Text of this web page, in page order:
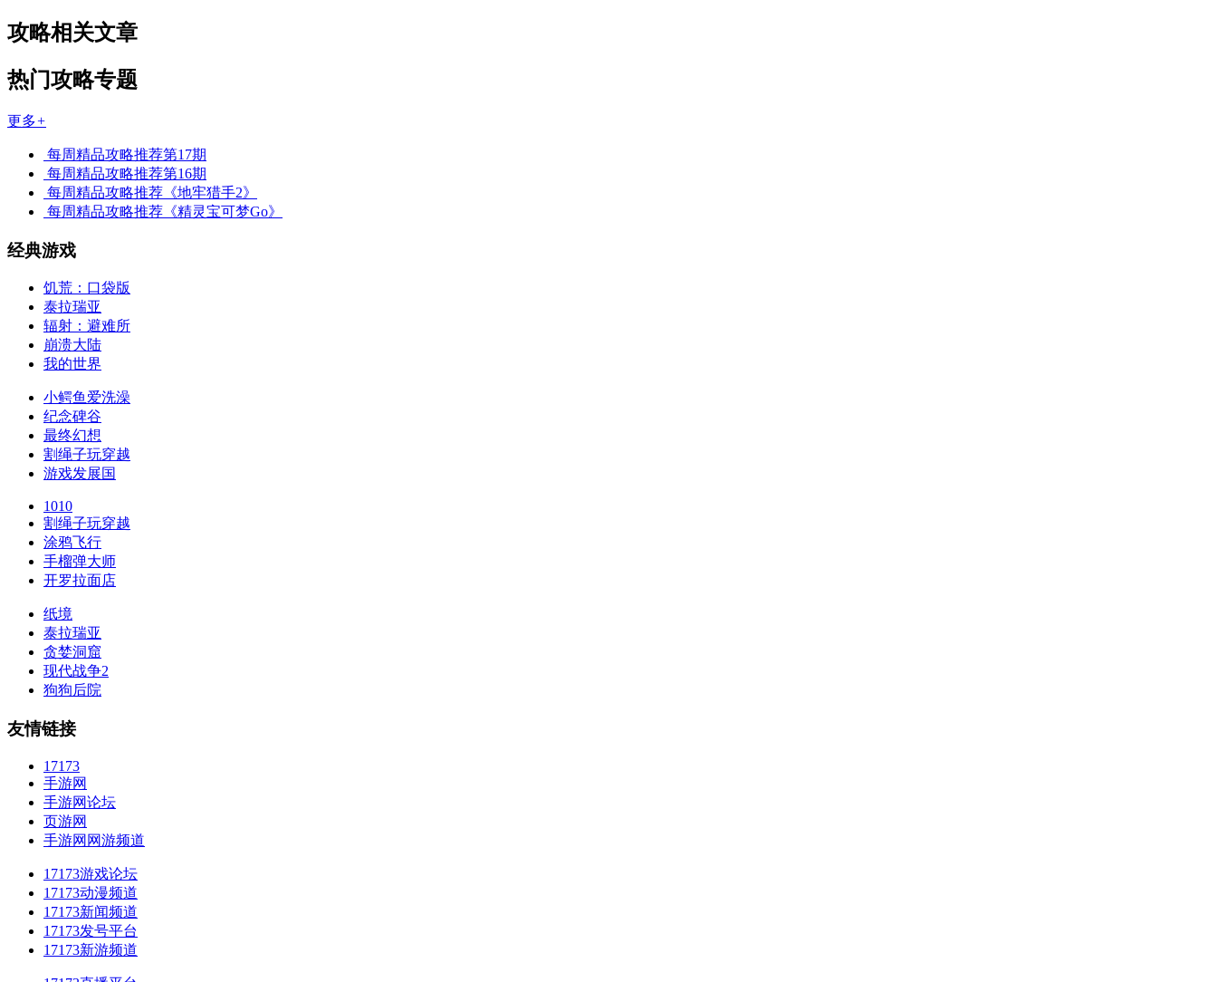
攻略相关文章
热门攻略专题
更多+
每周精品攻略推荐第17期
每周精品攻略推荐第16期
每周精品攻略推荐《地牢猎手2》
每周精品攻略推荐《精灵宝可梦Go》
经典游戏
饥荒：口袋版
泰拉瑞亚
辐射：避难所
崩溃大陆
我的世界
小鳄鱼爱洗澡
纪念碑谷
最终幻想
割绳子玩穿越
游戏发展国
1010
割绳子玩穿越
涂鸦飞行
手榴弹大师
开罗拉面店
纸境
泰拉瑞亚
贪婪洞窟
现代战争2
狗狗后院
友情链接
17173
手游网
手游网论坛
页游网
手游网网游频道
17173游戏论坛
17173动漫频道
17173新闻频道
17173发号平台
17173新游频道